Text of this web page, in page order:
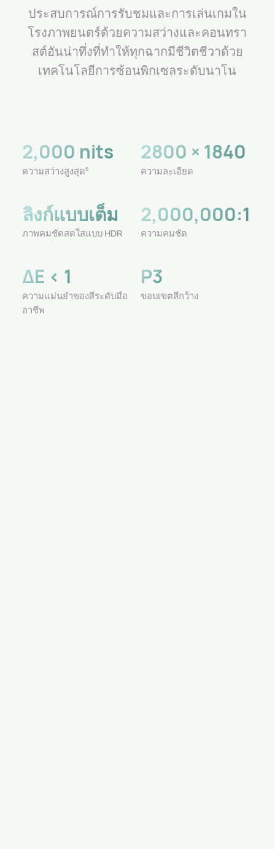
ประสบการณ์การรับชมและการเล่นเกมใน
โรงภาพยนตร์ด้วยความสว่างและคอนทรา
สต์อันน่าทึ่งที่ทําให้ทุกฉากมีชีวิตชีวาด้วย
เทคโนโลยีการซ้อนพิกเซลระดับนาโน
2,000 nits
ความสว่างสูงสุด6
2800 × 1840
ความละเอียด
ลิงก์แบบเต็ม
ภาพคมชัดสดใสแบบ HDR
2,000,000:1
ความคมชัด
ΔE < 1
ความแม่นยําของสีระดับมือ
อาชีพ
P3
ขอบเขตสีกว้าง